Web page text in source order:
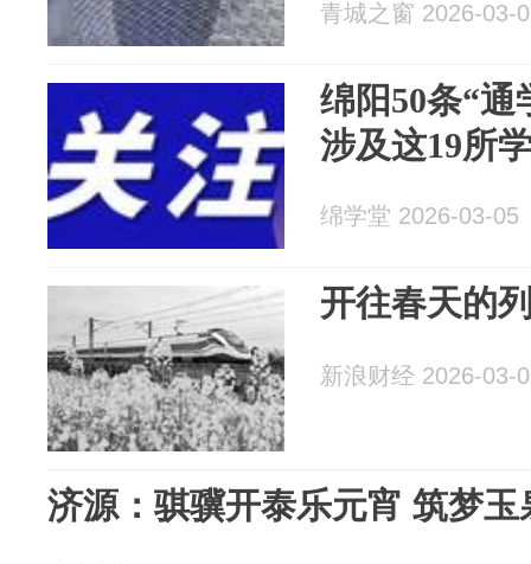
青城之窗 2026-03-
绵阳50条“通
涉及这19所
绵学堂 2026-03-05
开往春天的
新浪财经 2026-03-
济源：骐骥开泰乐元宵 筑梦玉